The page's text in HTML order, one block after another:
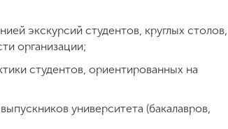
экскурсий студентов, круглых столов,
организации;
студентов, ориентированных на
университета (бакалавров,